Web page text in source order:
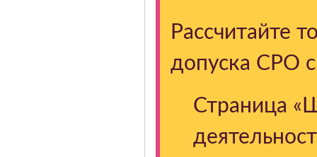
Рассчитайте
допуска СРО
Страница